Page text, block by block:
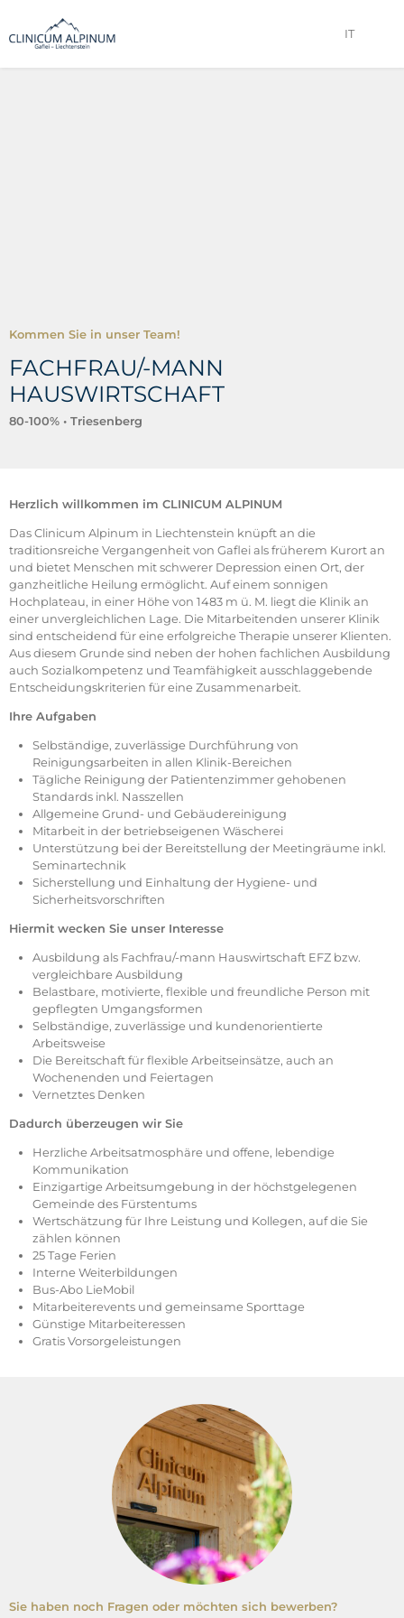
IT
Kommen Sie in unser Team!
FACHFRAU/-MANN
HAUSWIRTSCHAFT
80-100% • Triesenberg
Herzlich willkommen im CLINICUM ALPINUM
Das Clinicum Alpinum in Liechtenstein knüpft an die
traditionsreiche Vergangenheit von Gaflei als früherem Kurort an
und bietet Menschen mit schwerer Depression einen Ort, der
ganzheitliche Heilung ermöglicht. Auf einem sonnigen
Hochplateau, in einer Höhe von 1483 m ü. M. liegt die Klinik an
einer unvergleichlichen Lage. Die Mitarbeitenden unserer Klinik
sind entscheidend für eine erfolgreiche Therapie unserer Klienten.
Aus diesem Grunde sind neben der hohen fachlichen Ausbildung
auch Sozialkompetenz und Teamfähigkeit ausschlaggebende
Entscheidungskriterien für eine Zusammenarbeit.
Ihre Aufgaben
Selbständige, zuverlässige Durchführung von
Reinigungsarbeiten in allen Klinik-Bereichen
Tägliche Reinigung der Patientenzimmer gehobenen
Standards inkl. Nasszellen
Allgemeine Grund- und Gebäudereinigung
Mitarbeit in der betriebseigenen Wäscherei
Unterstützung bei der Bereitstellung der Meetingräume inkl.
Seminartechnik
Sicherstellung und Einhaltung der Hygiene- und
Sicherheitsvorschriften
Hiermit wecken Sie unser Interesse
Ausbildung als Fachfrau/-mann Hauswirtschaft EFZ bzw.
vergleichbare Ausbildung
Belastbare, motivierte, flexible und freundliche Person mit
gepflegten Umgangsformen
Selbständige, zuverlässige und kundenorientierte
Arbeitsweise
Die Bereitschaft für flexible Arbeitseinsätze, auch an
Wochenenden und Feiertagen
Vernetztes Denken
Dadurch überzeugen wir Sie
Herzliche Arbeitsatmosphäre und offene, lebendige
Kommunikation
Einzigartige Arbeitsumgebung in der höchstgelegenen
Gemeinde des Fürstentums
Wertschätzung für Ihre Leistung und Kollegen, auf die Sie
zählen können
25 Tage Ferien
Interne Weiterbildungen
Bus-Abo LieMobil
Mitarbeiterevents und gemeinsame Sporttage
Günstige Mitarbeiteressen
Gratis Vorsorgeleistungen
Sie haben noch Fragen oder möchten sich bewerben?